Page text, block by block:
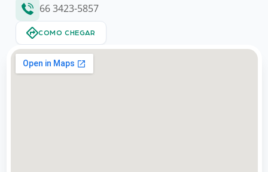
66 3423-5857
COMO CHEGAR